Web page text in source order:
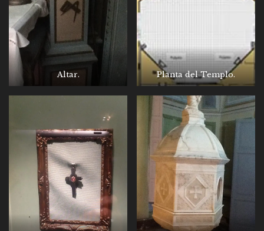
Altar. Planta del Templo.